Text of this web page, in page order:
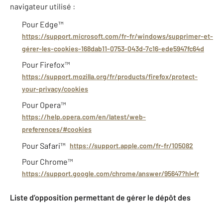
navigateur utilisé :
Pour Edge™
https://support.microsoft.com/fr-fr/windows/supprimer-et-
gérer-les-cookies-168dab11-0753-043d-7c16-ede5947fc64d
Pour Firefox™
https://support.mozilla.org/fr/products/firefox/protect-
your-privacy/cookies
Pour Opera™
https://help.opera.com/en/latest/web-
preferences/#cookies
Pour Safari™ https://support.apple.com/fr-fr/105082
Pour Chrome™
https://support.google.com/chrome/answer/95647?hl=fr
Liste d’opposition permettant de gérer le dépôt des